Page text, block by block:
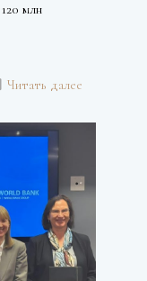
млн
Читать далее